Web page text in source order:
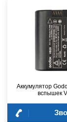
Аккумулятор
вспышек